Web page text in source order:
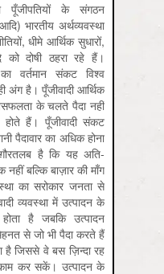
पूँजीपतियों के संगठन
भारतीय अर्थव्यवस्था
धीमे आर्थिक सुधारों,
को दोषी ठहरा रहे हैं।
वर्तमान संकट विश्व
अंग है। पूँजीवादी आर्थिक
के चलते पैदा नहीं
हैं। पूँजीवादी संकट
पैदावार का अधिक होना
है कि यह अति-
बल्कि बाज़ार की माँग
का सरोकार जनता से
व्यवस्था में उत्पादन के
होता है जबकि उत्पादन
से जो भी पैदा करते हैं
है जिससे वे बस ज़िन्दा रह
कर सकें। उत्पादन के